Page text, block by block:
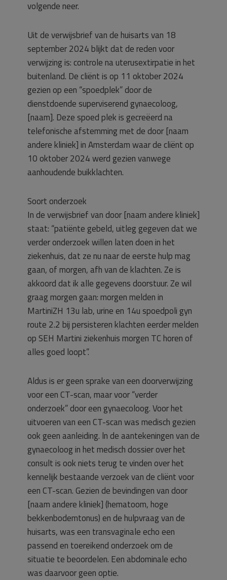
volgende neer.
Uit de verwijsbrief van de huisarts van 18
september 2024 blijkt dat de reden voor
verwijzing is: controle na uterusextirpatie in het
buitenland. De cliënt is op 11 oktober 2024
gezien op een “spoedplek” door de
dienstdoende superviserend gynaecoloog,
[naam]. Deze spoed plek is gecreëerd na
telefonische afstemming met de door [naam
andere kliniek] in Amsterdam waar de cliënt op
10 oktober 2024 werd gezien vanwege
aanhoudende buikklachten.
Soort onderzoek
In de verwijsbrief van door [naam andere kliniek]
staat: “patiënte gebeld, uitleg gegeven dat we
verder onderzoek willen laten doen in het
ziekenhuis, dat ze nu naar de eerste hulp mag
gaan, of morgen, afh van de klachten. Ze is
akkoord dat ik alle gegevens doorstuur. Ze wil
graag morgen gaan: morgen melden in
MartiniZH 13u lab, urine en 14u spoedpoli gyn
route 2.2 bij persisteren klachten eerder melden
op SEH Martini ziekenhuis morgen TC horen of
alles goed loopt”.
Aldus is er geen sprake van een doorverwijzing
voor een CT-scan, maar voor “verder
onderzoek” door een gynaecoloog. Voor het
uitvoeren van een CT-scan was medisch gezien
ook geen aanleiding. ln de aantekeningen van de
gynaecoloog in het medisch dossier over het
consult is ook niets terug te vinden over het
kennelijk bestaande verzoek van de cliënt voor
een CT-scan. Gezien de bevindingen van door
[naam andere kliniek] (hematoom, hoge
bekkenbodemtonus) en de hulpvraag van de
huisarts, was een transvaginale echo een
passend en toereikend onderzoek om de
situatie te beoordelen. Een abdominale echo
was daarvoor geen optie.